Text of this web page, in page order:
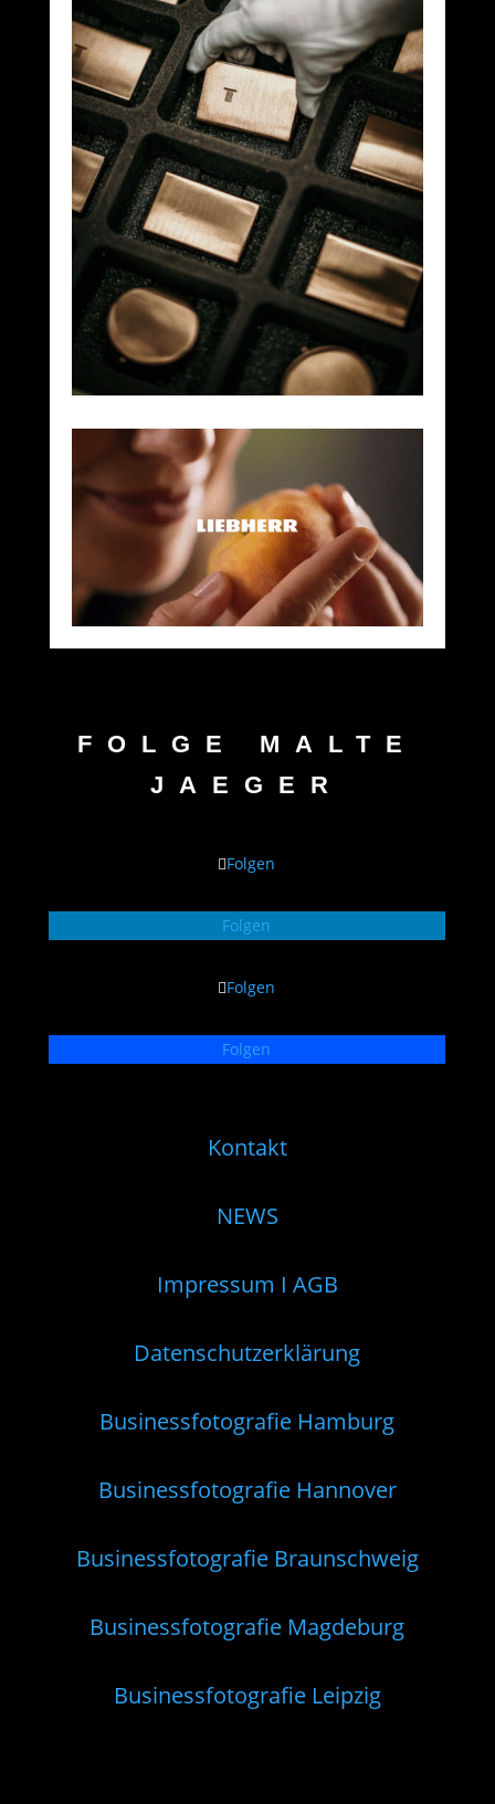
FOLGE MALTE
JAEGER
Folgen
Folgen
Folgen
Folgen
Kontakt
NEWS
Impressum I AGB
Datenschutzerklärung
Businessfotografie Hamburg
Businessfotografie Hannover
Businessfotografie Braunschweig
Businessfotografie Magdeburg
Businessfotografie Leipzig